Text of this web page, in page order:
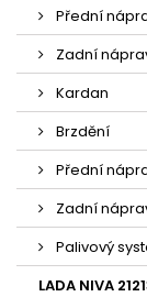
Přední
Zadní
Kardan
Brzdění
Přední
Zadní
Palivový
LADA NIVA